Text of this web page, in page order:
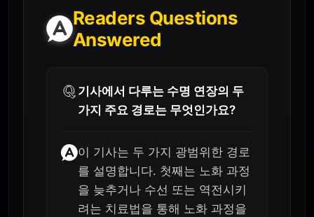
Readers Questions
Answered
기사에서 다루는 수명 연장의 두
가지 주요 경로는 무엇인가요?
이 기사는 두 가지 광범위한 경로
를 설명합니다. 첫째는 노화 과정
을 늦추거나 수선 또는 역전시키
려는 치료법을 통해 노화 과정을